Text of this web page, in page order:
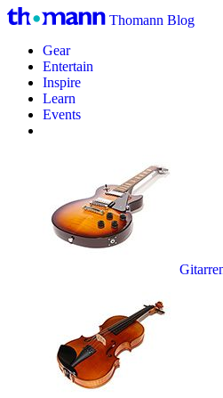
Thomann Blog
Gear
Entertain
Inspire
Learn
Events